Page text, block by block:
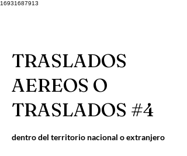
16931687913
TRASLADOS
AEREOS O
TRASLADOS #4
dentro del territorio nacional o extranjero